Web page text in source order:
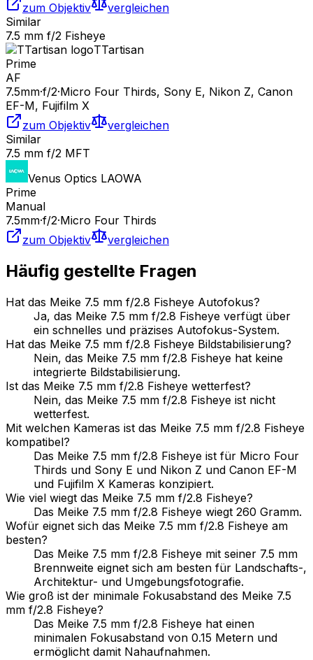
zum Objektiv
vergleichen
Similar
7.5 mm f/2 Fisheye
TTartisan
Prime
AF
7.5mm·f/2·Micro Four Thirds, Sony E, Nikon Z, Canon
EF-M, Fujifilm X
zum Objektiv
vergleichen
Similar
7.5 mm f/2 MFT
Venus Optics LAOWA
Prime
Manual
7.5mm·f/2·Micro Four Thirds
zum Objektiv
vergleichen
Häufig gestellte Fragen
Hat das Meike 7.5 mm f/2.8 Fisheye Autofokus?
Ja, das Meike 7.5 mm f/2.8 Fisheye verfügt über
ein schnelles und präzises Autofokus-System.
Hat das Meike 7.5 mm f/2.8 Fisheye Bildstabilisierung?
Nein, das Meike 7.5 mm f/2.8 Fisheye hat keine
integrierte Bildstabilisierung.
Ist das Meike 7.5 mm f/2.8 Fisheye wetterfest?
Nein, das Meike 7.5 mm f/2.8 Fisheye ist nicht
wetterfest.
Mit welchen Kameras ist das Meike 7.5 mm f/2.8 Fisheye
kompatibel?
Das Meike 7.5 mm f/2.8 Fisheye ist für Micro Four
Thirds und Sony E und Nikon Z und Canon EF-M
und Fujifilm X Kameras konzipiert.
Wie viel wiegt das Meike 7.5 mm f/2.8 Fisheye?
Das Meike 7.5 mm f/2.8 Fisheye wiegt 260 Gramm.
Wofür eignet sich das Meike 7.5 mm f/2.8 Fisheye am
besten?
Das Meike 7.5 mm f/2.8 Fisheye mit seiner 7.5 mm
Brennweite eignet sich am besten für Landschafts-,
Architektur- und Umgebungsfotografie.
Wie groß ist der minimale Fokusabstand des Meike 7.5
mm f/2.8 Fisheye?
Das Meike 7.5 mm f/2.8 Fisheye hat einen
minimalen Fokusabstand von 0.15 Metern und
ermöglicht damit Nahaufnahmen.